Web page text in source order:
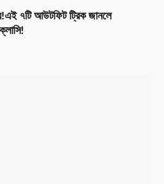
৭টি আউটফিট ট্রিক জানলে